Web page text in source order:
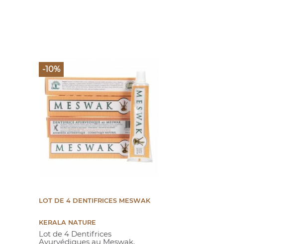
LOT DE 4 DENTIFRICES MESWAK
KERALA NATURE
Lot de 4 Dentifrices
Ayurvédiques au Meswak.
-10%